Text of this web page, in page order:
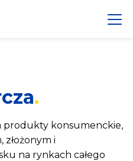
produkty konsumenckie,
złożonym i
na rynkach całego